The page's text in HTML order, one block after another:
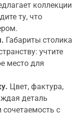
коллекции
ту, что
Габариты столика
учтите
место для
Цвет, фактура,
деталь
сочетаемость с